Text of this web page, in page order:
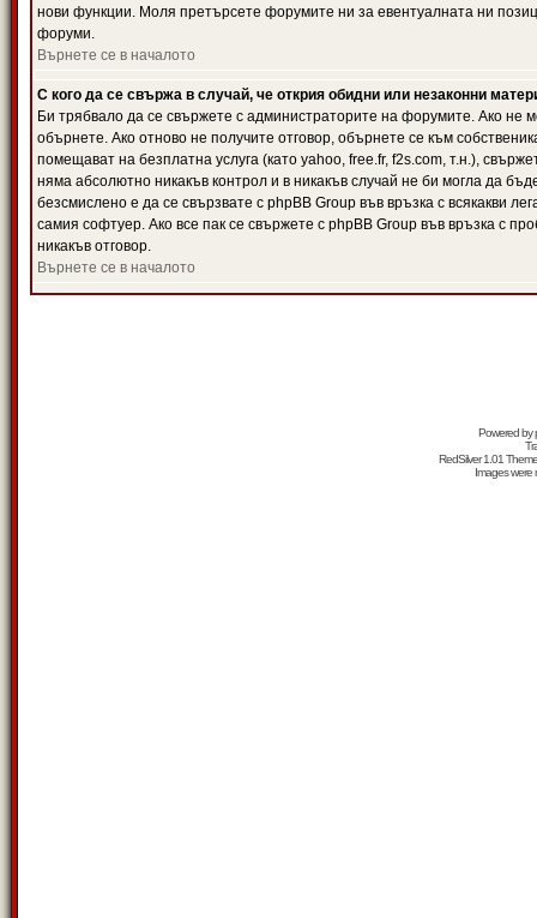
нови функции. Моля претърсете форумите ни за евентуалната ни
форуми.
Върнете се в началото
С кого да се свържа в случай, че открия обидни или незаконни
Би трябвало да се свържете с администраторите на форумите. Ако не
обърнете. Ако отново не получите отговор, обърнете се към
помещават на безплатна услуга (като yahoo, free.fr, f2s.com, т.н.),
няма абсолютно никакъв контрол и в никакъв случай не би могла да
безсмислено е да се свързвате с phpBB Group във връзка с всякакви
самия софтуер. Ако все пак се свържете с phpBB Group във връзка с
никакъв отговор.
Върнете се в началото
Powered by
RedSilver 1.01
Images were